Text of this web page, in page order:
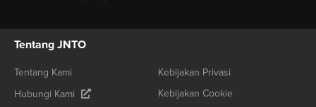
Tentang JNTO
Tentang Kami
Hubungi Kami
Kebijakan Privasi
Kebijakan Cookie